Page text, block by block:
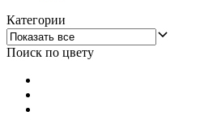
Категории
Поиск по цвету